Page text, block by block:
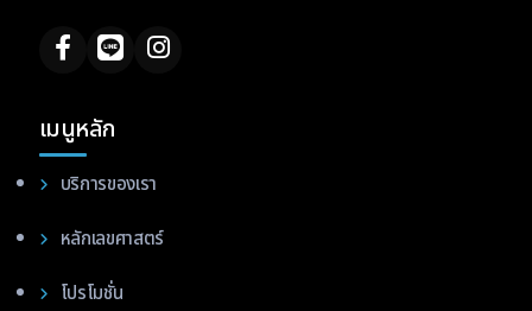
เมนูหลัก
บริการของเรา
หลักเลขศาสตร์
โปรโมชั่น